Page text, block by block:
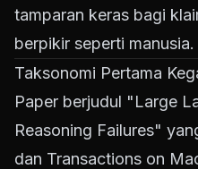
tamparan keras bagi
berpikir seperti manusia.
Taksonomi Pertama
Paper berjudul "Large
Reasoning Failures"
dan Transactions on